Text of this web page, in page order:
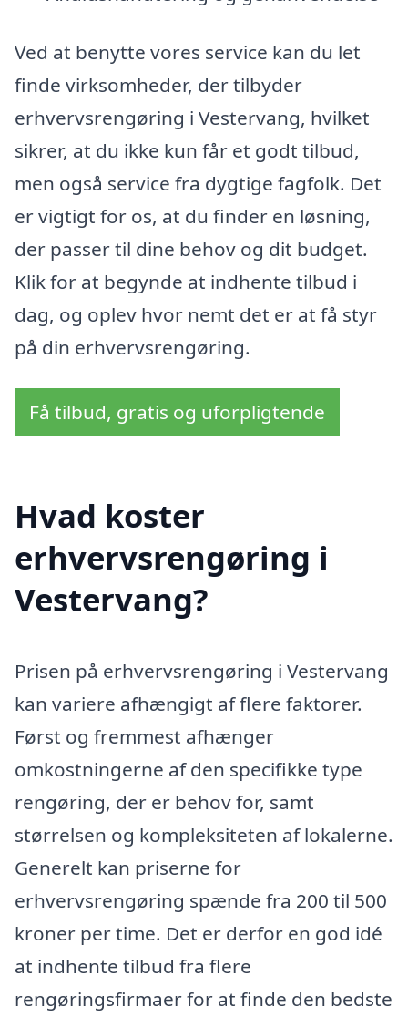
Ved at benytte vores service kan du let
finde virksomheder, der tilbyder
erhvervsrengøring i Vestervang, hvilket
sikrer, at du ikke kun får et godt tilbud,
men også service fra dygtige fagfolk. Det
er vigtigt for os, at du finder en løsning,
der passer til dine behov og dit budget.
Klik for at begynde at indhente tilbud i
dag, og oplev hvor nemt det er at få styr
på din erhvervsrengøring.
Få tilbud, gratis og uforpligtende
Hvad koster
erhvervsrengøring i
Vestervang?
Prisen på erhvervsrengøring i Vestervang
kan variere afhængigt af flere faktorer.
Først og fremmest afhænger
omkostningerne af den specifikke type
rengøring, der er behov for, samt
størrelsen og kompleksiteten af lokalerne.
Generelt kan priserne for
erhvervsrengøring spænde fra 200 til 500
kroner per time. Det er derfor en god idé
at indhente tilbud fra flere
rengøringsfirmaer for at finde den bedste